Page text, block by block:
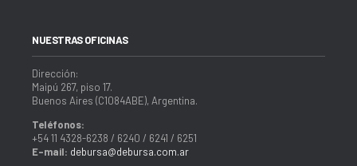
NUESTRAS OFICINAS
Dirección:
Maipú 267, piso 17.
Buenos Aires (C1084ABE), Argentina.
Teléfonos:
+54 11 4328-6238 / 6240 / 6241 / 6251
E-mail: debursa@debursa.com.ar